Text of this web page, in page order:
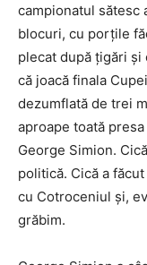
campionatul sătesc
blocuri, cu porțile
plecat după țigări
că joacă finala
dezumflată de trei
aproape toată
George Simion.
politică. Cică a
cu Cotroceniul și,
grăbim.